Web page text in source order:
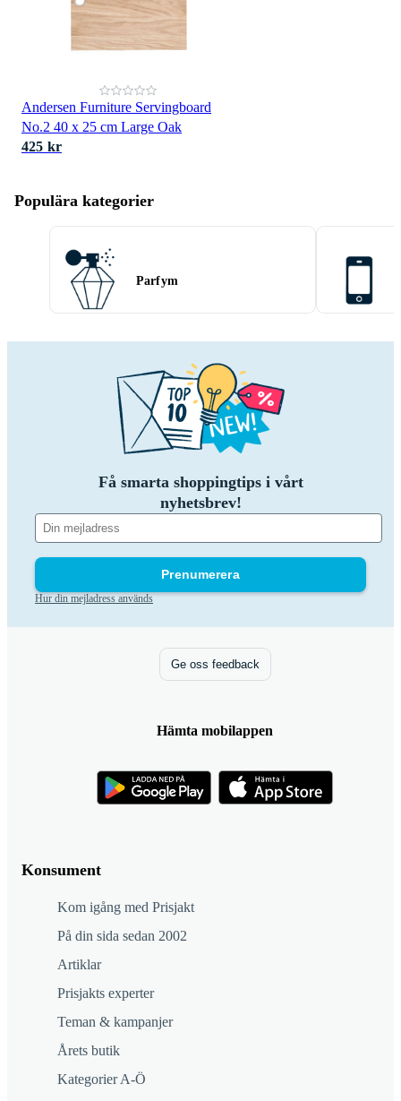
Andersen Furniture Servingboard
No.2 40 x 25 cm Large Oak
425 kr
Populära kategorier
Parfym
Få smarta shoppingtips i vårt
nyhetsbrev!
Prenumerera
Hur din mejladress används
Konsument
Kom igång med Prisjakt
På din sida sedan 2002
Artiklar
Prisjakts experter
Teman & kampanjer
Årets butik
Kategorier A-Ö
Ge oss feedback
Hämta mobilappen